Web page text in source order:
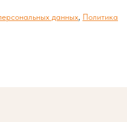
данных, Политика